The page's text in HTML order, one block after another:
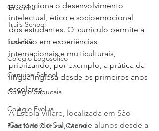
Gracinha
Trails School
Fadelito
Colégio Logosófico
Genuine School
Colégio Sapucaia
Colégio Evolua
Petit Kids Cultural Center
proporciona o desenvolvimento
intelectual, ético e socioemocional
dos estudantes. O  currículo permite a
imersão em experiências
internacionais e multiculturais,
priorizando, por exemplo, a prática da
língua inglesa desde os primeiros anos
escolares.
A Escola Villare, localizada em São
Caetano do Sul, atende alunos desde a